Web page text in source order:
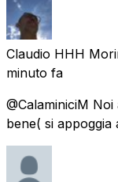
Claudio HHH
minuto fa
@CalaminiciM
bene( si appoggia